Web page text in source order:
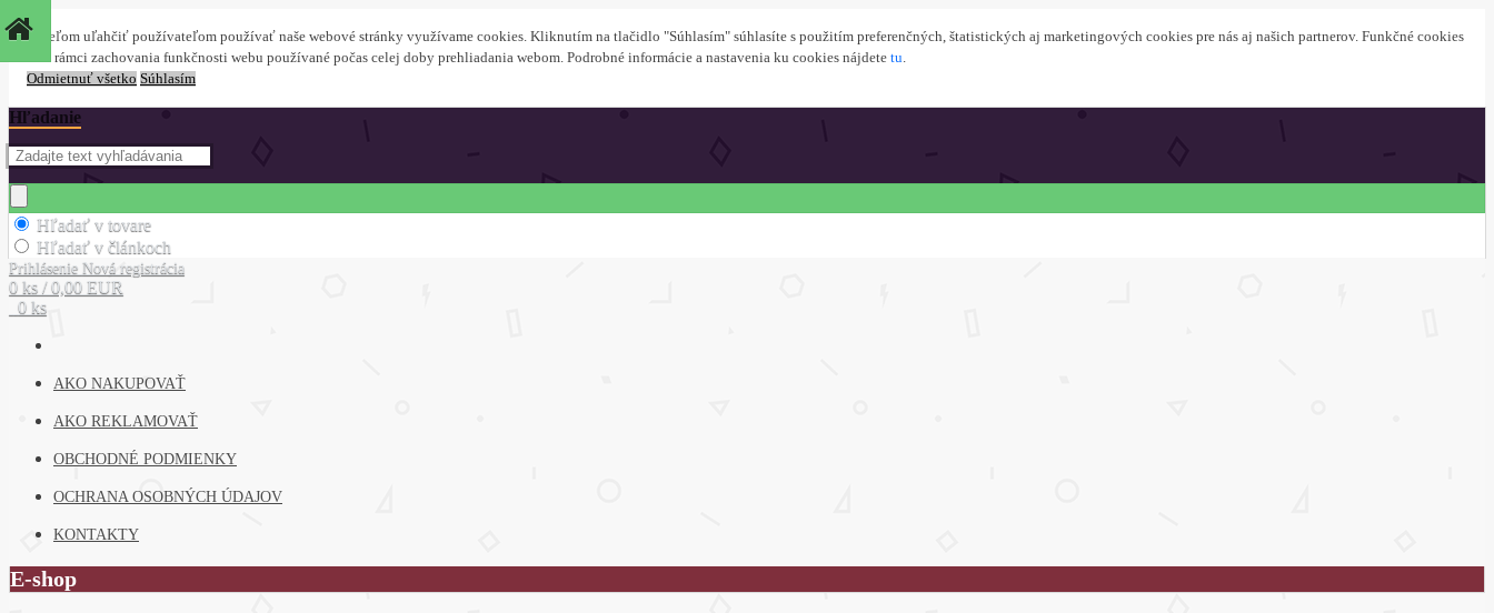
S cieľom uľahčiť používateľom používať naše webové stránky využívame cookies. Kliknutím na tlačidlo "Súhlasím" súhlasíte s použitím preferenčných, štatistických aj marketingových cookies pre nás aj našich partnerov. Funkčné cookies
sú v rámci zachovania funkčnosti webu používané počas celej doby prehliadania webom. Podrobné informácie a nastavenia ku cookies nájdete tu.
Odmietnuť všetko Súhlasím
Hľadanie
Hľadať v tovare
Hľadať v článkoch
Prihlásenie Nová registrácia
0 ks / 0,00 EUR
0 ks
AKO NAKUPOVAŤ
AKO REKLAMOVAŤ
OBCHODNÉ PODMIENKY
OCHRANA OSOBNÝCH ÚDAJOV
KONTAKTY
E-shop